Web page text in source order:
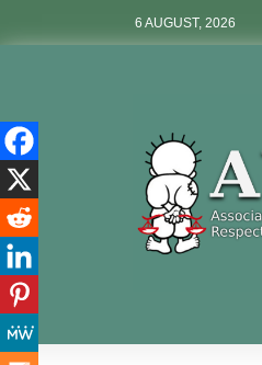
6 AUGUST, 2026
Aurdip